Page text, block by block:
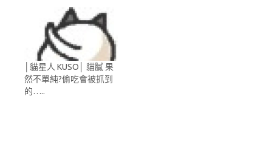
│貓星人 KUSO│ 貓膩 果
然不單純?偷吃會被抓到
的…..